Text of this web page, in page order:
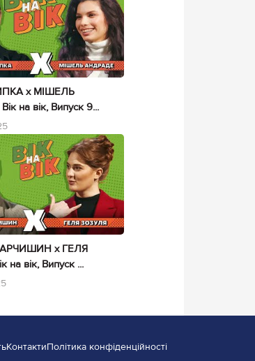
х МІШЕЛЬ
на вік, Випуск 9...
х ГЕЛЯ
на вік, Випуск ...
КонтактиПолітика конфіденційності